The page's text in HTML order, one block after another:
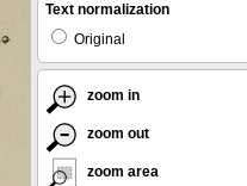
Text normalization
Original
zoom in
zoom out
zoom area